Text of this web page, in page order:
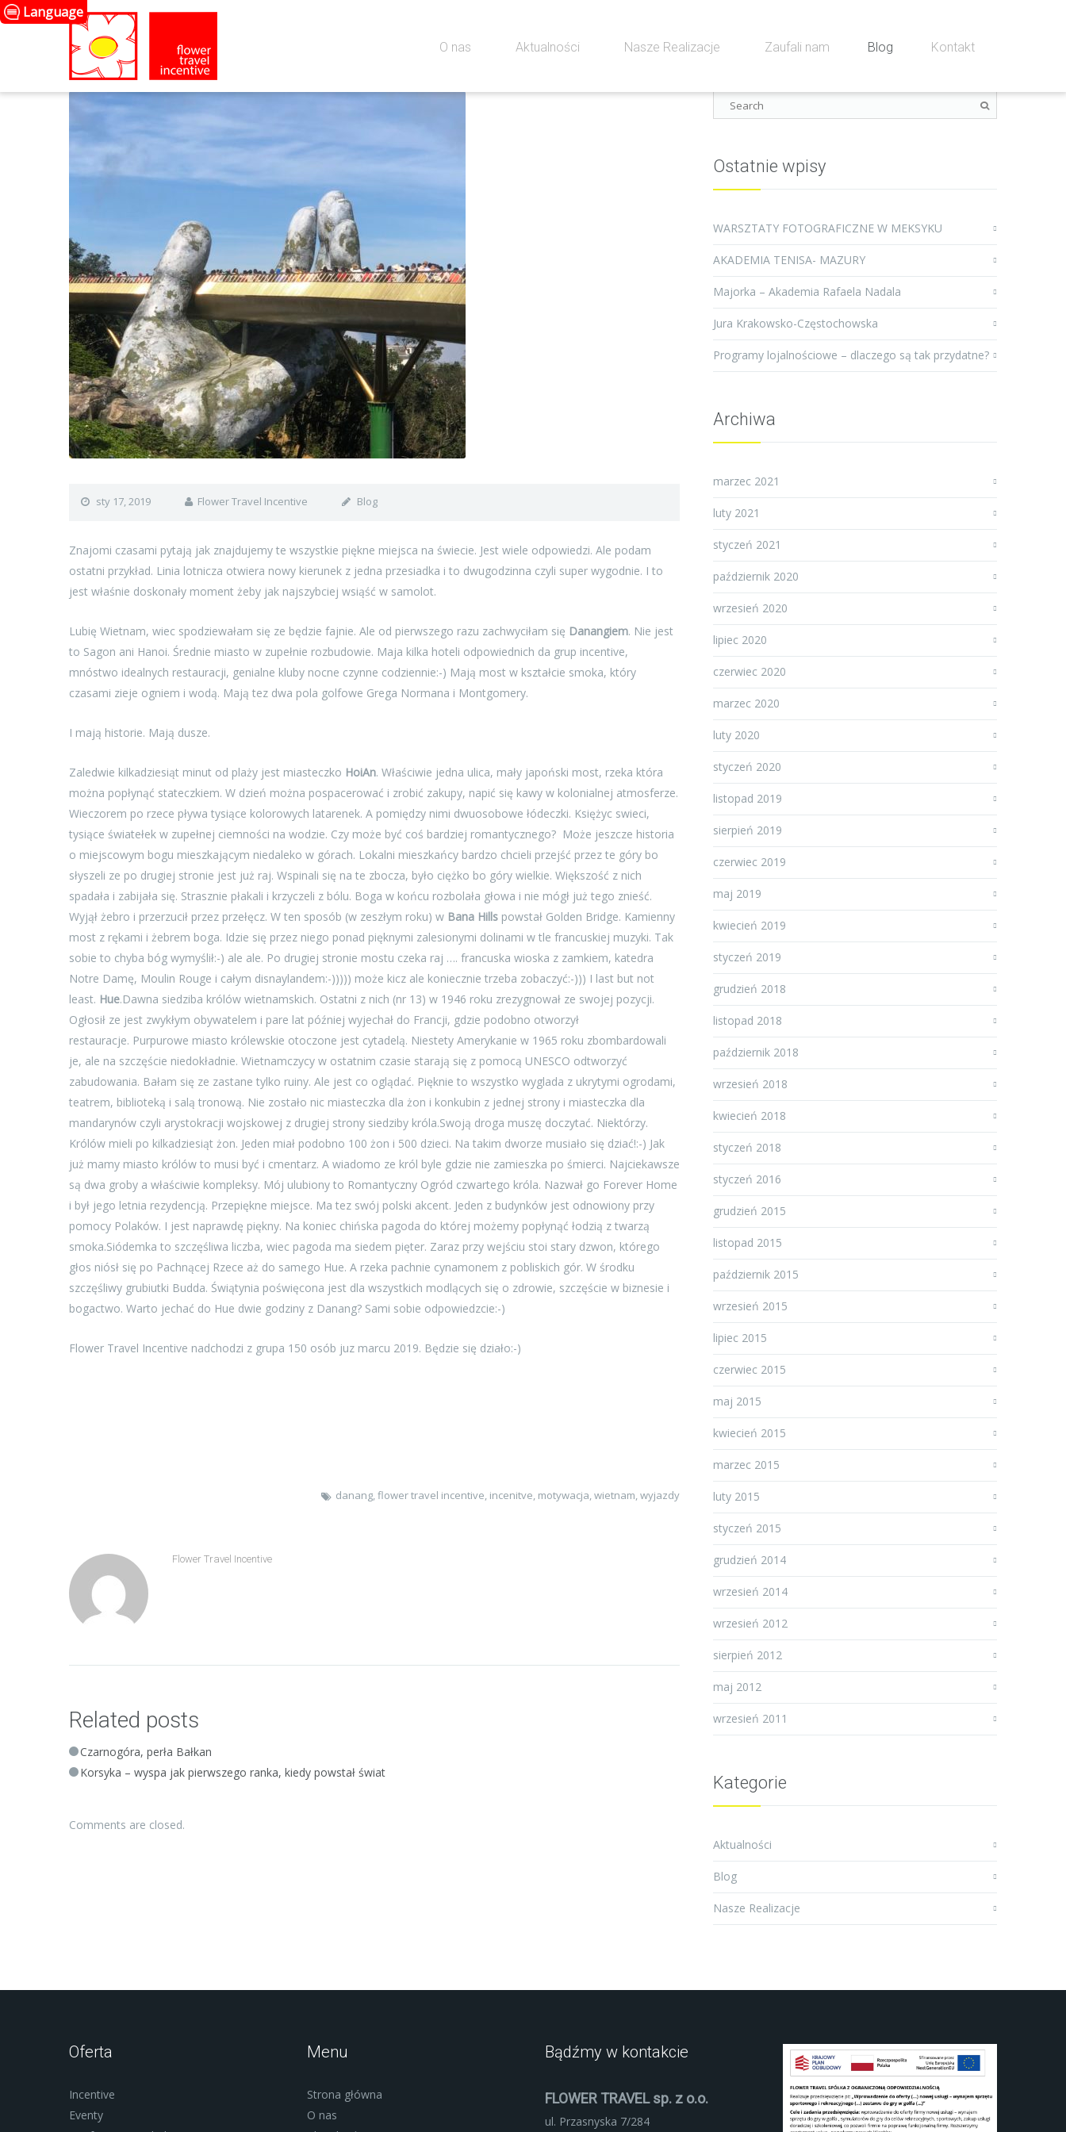
O nas Aktualności Nasze Realizacje Zaufali nam Blog Kontakt
sty 17, 2019 Flower Travel Incentive Blog
Znajomi czasami pytają jak znajdujemy te wszystkie piękne miejsca na świecie. Jest wiele odpowiedzi. Ale podam
ostatni przykład. Linia lotnicza otwiera nowy kierunek z jedna przesiadka i to dwugodzinna czyli super wygodnie. I to
jest właśnie doskonały moment żeby jak najszybciej wsiąść w samolot.
Lubię Wietnam, wiec spodziewałam się ze będzie fajnie. Ale od pierwszego razu zachwyciłam się Danangiem. Nie jest
to Sagon ani Hanoi. Średnie miasto w zupełnie rozbudowie. Maja kilka hoteli odpowiednich da grup incentive,
mnóstwo idealnych restauracji, genialne kluby nocne czynne codziennie:-) Mają most w kształcie smoka, który
czasami zieje ogniem i wodą. Mają tez dwa pola golfowe Grega Normana i Montgomery.
I mają historie. Mają dusze.
Zaledwie kilkadziesiąt minut od plaży jest miasteczko HoiAn. Właściwie jedna ulica, mały japoński most, rzeka która
można popłynąć stateczkiem. W dzień można pospacerować i zrobić zakupy, napić się kawy w kolonialnej atmosferze.
Wieczorem po rzece pływa tysiące kolorowych latarenek. A pomiędzy nimi dwuosobowe łódeczki. Księżyc swieci,
tysiące światełek w zupełnej ciemności na wodzie. Czy może być coś bardziej romantycznego? Może jeszcze historia
o miejscowym bogu mieszkającym niedaleko w górach. Lokalni mieszkańcy bardzo chcieli przejść przez te góry bo
słyszeli ze po drugiej stronie jest już raj. Wspinali się na te zbocza, było ciężko bo góry wielkie. Większość z nich
spadała i zabijała się. Strasznie płakali i krzyczeli z bólu. Boga w końcu rozbolała głowa i nie mógł już tego znieść.
Wyjął żebro i przerzucił przez przełęcz. W ten sposób (w zeszłym roku) w Bana Hills powstał Golden Bridge. Kamienny
most z rękami i żebrem boga. Idzie się przez niego ponad pięknymi zalesionymi dolinami w tle francuskiej muzyki. Tak
sobie to chyba bóg wymyślił:-) ale ale. Po drugiej stronie mostu czeka raj …. francuska wioska z zamkiem, katedra
Notre Damę, Moulin Rouge i całym disnaylandem:-))))) może kicz ale koniecznie trzeba zobaczyć:-))) I last but not
least. Hue.Dawna siedziba królów wietnamskich. Ostatni z nich (nr 13) w 1946 roku zrezygnował ze swojej pozycji.
Ogłosił ze jest zwykłym obywatelem i pare lat później wyjechał do Francji, gdzie podobno otworzył
restauracje. Purpurowe miasto królewskie otoczone jest cytadelą. Niestety Amerykanie w 1965 roku zbombardowali
je, ale na szczęście niedokładnie. Wietnamczycy w ostatnim czasie starają się z pomocą UNESCO odtworzyć
zabudowania. Bałam się ze zastane tylko ruiny. Ale jest co oglądać. Pięknie to wszystko wyglada z ukrytymi ogrodami,
teatrem, biblioteką i salą tronową. Nie zostało nic miasteczka dla żon i konkubin z jednej strony i miasteczka dla
mandarynów czyli arystokracji wojskowej z drugiej strony siedziby króla.Swoją droga muszę doczytać. Niektórzy.
Królów mieli po kilkadziesiąt żon. Jeden miał podobno 100 żon i 500 dzieci. Na takim dworze musiało się dziać!:-) Jak
już mamy miasto królów to musi być i cmentarz. A wiadomo ze król byle gdzie nie zamieszka po śmierci. Najciekawsze
są dwa groby a właściwie kompleksy. Mój ulubiony to Romantyczny Ogród czwartego króla. Nazwał go Forever Home
i był jego letnia rezydencją. Przepiękne miejsce. Ma tez swój polski akcent. Jeden z budynków jest odnowiony przy
pomocy Polaków. I jest naprawdę piękny. Na koniec chińska pagoda do której możemy popłynąć łodzią z twarzą
smoka.Siódemka to szczęśliwa liczba, wiec pagoda ma siedem pięter. Zaraz przy wejściu stoi stary dzwon, którego
głos niósł się po Pachnącej Rzece aż do samego Hue. A rzeka pachnie cynamonem z pobliskich gór. W środku
szczęśliwy grubiutki Budda. Świątynia poświęcona jest dla wszystkich modlących się o zdrowie, szczęście w biznesie i
bogactwo. Warto jechać do Hue dwie godziny z Danang? Sami sobie odpowiedzcie:-)
Flower Travel Incentive nadchodzi z grupa 150 osób juz marcu 2019. Będzie się działo:-)
danang,flower travel incentive, incenitve, motywacja,wietnam,wyjazdy
Flower Travel Incentive
Related posts
Czarnogóra, perła Bałkan
Korsyka – wyspa jak pierwszego ranka, kiedy powstał świat
Comments are closed.
Ostatnie wpisy
WARSZTATY FOTOGRAFICZNE W MEKSYKU
AKADEMIA TENISA- MAZURY
Majorka – Akademia Rafaela Nadala
Jura Krakowsko-Częstochowska
Programy lojalnościowe – dlaczego są tak przydatne?
Archiwa
marzec 2021
luty 2021
styczeń 2021
październik 2020
wrzesień 2020
lipiec 2020
czerwiec 2020
marzec 2020
luty 2020
styczeń 2020
listopad 2019
sierpień 2019
czerwiec 2019
maj 2019
kwiecień 2019
styczeń 2019
grudzień 2018
listopad 2018
październik 2018
wrzesień 2018
kwiecień 2018
styczeń 2018
styczeń 2016
grudzień 2015
listopad 2015
październik 2015
wrzesień 2015
lipiec 2015
czerwiec 2015
maj 2015
kwiecień 2015
marzec 2015
luty 2015
styczeń 2015
grudzień 2014
wrzesień 2014
wrzesień 2012
sierpień 2012
maj 2012
wrzesień 2011
Kategorie
Aktualności
Blog
Nasze Realizacje
Oferta
Incentive
Eventy
Menu
Strona główna
O nas
Bądźmy w kontakcie
FLOWER TRAVEL sp. z o.o.
ul. Przasnyska 7/284
Language